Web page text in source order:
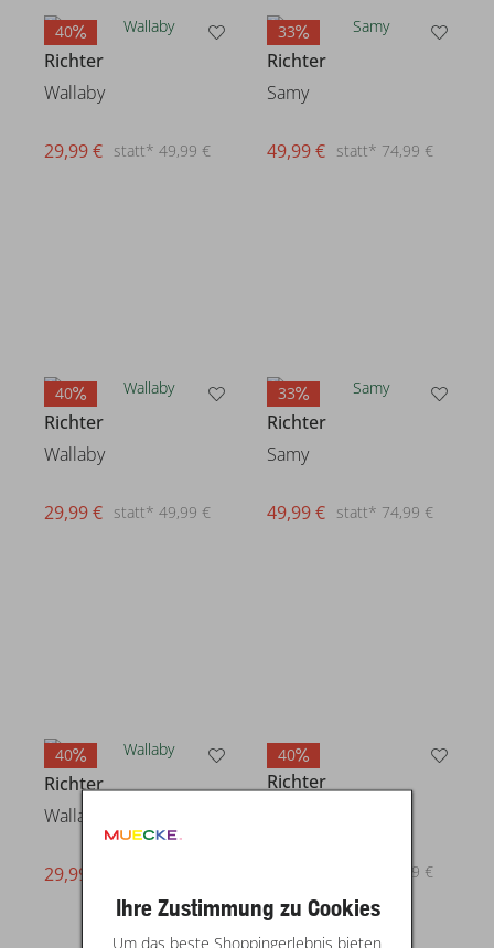
40
Richter
Wallaby
statt* 49,99 €
29,99 €
33
Richter
Samy
statt* 74,99 €
49,99 €
40
Richter
Wallaby
statt* 49,99 €
29,99 €
33
Richter
Samy
statt* 74,99 €
49,99 €
40
Richter
Wallaby
29,99 €
40
Richter
statt* 49,99 €
Ihre Zustimmung zu Cookies
Um das beste Shoppingerlebnis bieten